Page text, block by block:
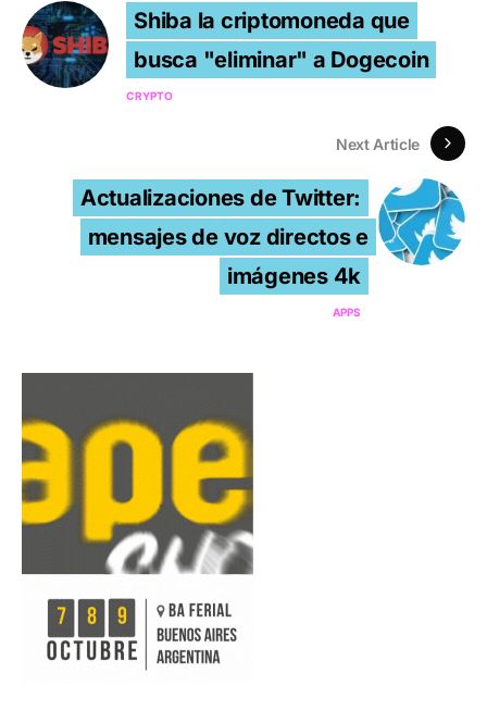
Shiba la criptomoneda que
busca "eliminar" a Dogecoin
CRYPTO
Next Article
Actualizaciones de Twitter:
mensajes de voz directos e
imágenes 4k
APPS